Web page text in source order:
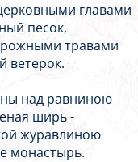
главами
песок,
травами
ветерок.
над равниною
ширь -
журавлиною
монастырь.